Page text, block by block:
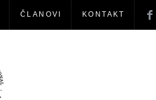
ČLANOVI KONTAKT